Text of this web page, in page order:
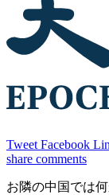
Tweet Facebook
share comments
お隣の中国では